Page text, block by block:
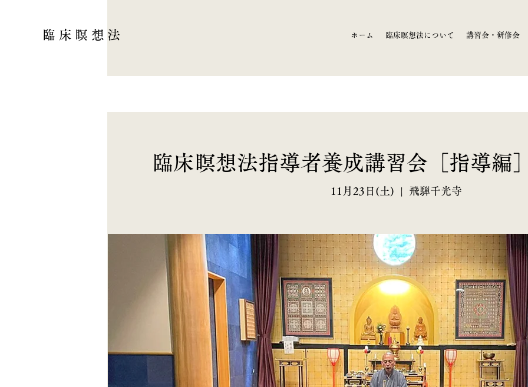
臨床瞑想法 ホーム 臨床瞑想法について 講習会・研修会
臨床瞑想法指導者養成講習会［指導編
11月23日(土) 飛騨千光寺